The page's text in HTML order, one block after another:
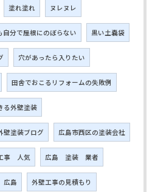
塗れ塗れ ヌレヌレ
自分で屋根にのぼらない 黒い土嚢袋
穴があったら入りたい
田舎でおこるリフォームの失敗例
る外壁塗装
壁塗装ブログ 広島市西区の塗装会社
事 人気 広島 塗装 業者
広島 外壁工事の見積もり